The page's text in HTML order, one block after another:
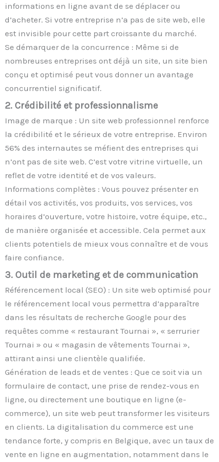
informations en ligne avant de se déplacer ou
d’acheter. Si votre entreprise n’a pas de site web, elle
est invisible pour cette part croissante du marché.
Se démarquer de la concurrence : Même si de
nombreuses entreprises ont déjà un site, un site bien
conçu et optimisé peut vous donner un avantage
concurrentiel significatif.
2. Crédibilité et professionnalisme
Image de marque : Un site web professionnel renforce
la crédibilité et le sérieux de votre entreprise. Environ
56% des internautes se méfient des entreprises qui
n’ont pas de site web. C’est votre vitrine virtuelle, un
reflet de votre identité et de vos valeurs.
Informations complètes : Vous pouvez présenter en
détail vos activités, vos produits, vos services, vos
horaires d’ouverture, votre histoire, votre équipe, etc.,
de manière organisée et accessible. Cela permet aux
clients potentiels de mieux vous connaître et de vous
faire confiance.
3. Outil de marketing et de communication
Référencement local (SEO) : Un site web optimisé pour
le référencement local vous permettra d’apparaître
dans les résultats de recherche Google pour des
requêtes comme « restaurant Tournai », « serrurier
Tournai » ou « magasin de vêtements Tournai »,
attirant ainsi une clientèle qualifiée.
Génération de leads et de ventes : Que ce soit via un
formulaire de contact, une prise de rendez-vous en
ligne, ou directement une boutique en ligne (e-
commerce), un site web peut transformer les visiteurs
en clients. La digitalisation du commerce est une
tendance forte, y compris en Belgique, avec un taux de
vente en ligne en augmentation, notamment dans le